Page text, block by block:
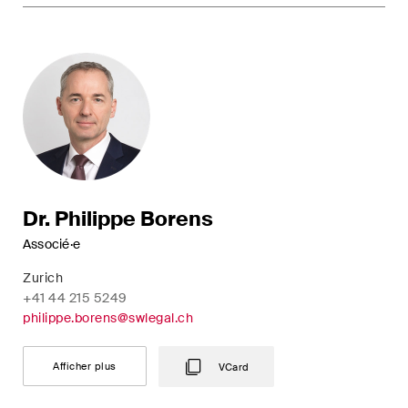
Dr. Philippe Borens
Associé·e
Zurich
+41 44 215 5249
philippe.borens@swlegal.ch
Afficher plus VCard
Droit immobilier
compliance
ESG
Restructuration et insolvabilité
TIC / Droit des données /
Publications